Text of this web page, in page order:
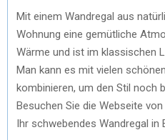
Mit einem Wandregal aus
Wohnung eine gemütliche
Wärme und ist im klassischen
Man kann es mit vielen
kombinieren, um den Stil noch
Besuchen Sie die Webseite
Ihr schwebendes Wandregal in